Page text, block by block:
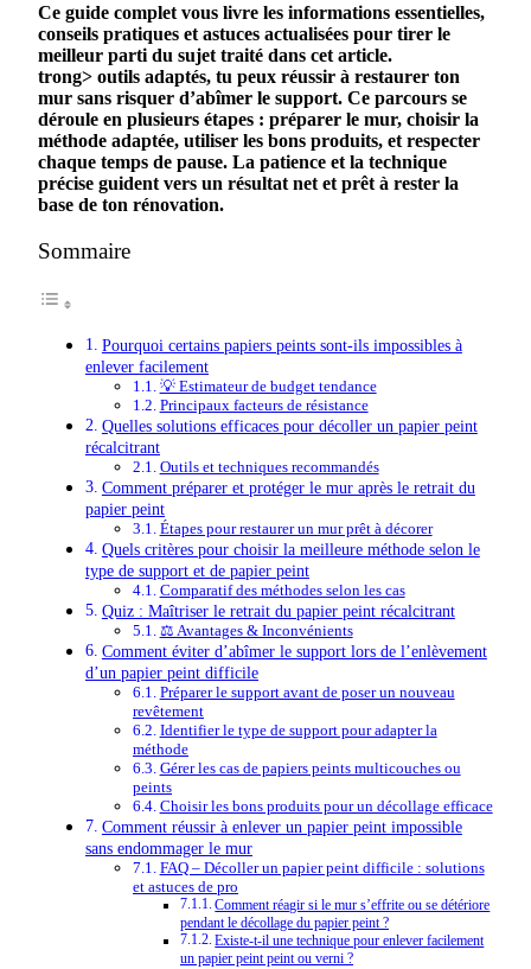
Ce guide complet vous livre les informations essentielles,
conseils pratiques et astuces actualisées pour tirer le
meilleur parti du sujet traité dans cet article.
trong> outils adaptés, tu peux réussir à restaurer ton
mur sans risquer d’abîmer le support. Ce parcours se
déroule en plusieurs étapes : préparer le mur, choisir la
méthode adaptée, utiliser les bons produits, et respecter
chaque temps de pause. La patience et la technique
précise guident vers un résultat net et prêt à rester la
base de ton rénovation.
Sommaire
Pourquoi certains papiers peints sont-ils impossibles à
enlever facilement
💡 Estimateur de budget tendance
Principaux facteurs de résistance
Quelles solutions efficaces pour décoller un papier peint
récalcitrant
Outils et techniques recommandés
Comment préparer et protéger le mur après le retrait du
papier peint
Étapes pour restaurer un mur prêt à décorer
Quels critères pour choisir la meilleure méthode selon le
type de support et de papier peint
Comparatif des méthodes selon les cas
Quiz : Maîtriser le retrait du papier peint récalcitrant
⚖️ Avantages & Inconvénients
Comment éviter d’abîmer le support lors de l’enlèvement
d’un papier peint difficile
Préparer le support avant de poser un nouveau
revêtement
Identifier le type de support pour adapter la
méthode
Gérer les cas de papiers peints multicouches ou
peints
Choisir les bons produits pour un décollage efficace
Comment réussir à enlever un papier peint impossible
sans endommager le mur
FAQ – Décoller un papier peint difficile : solutions
et astuces de pro
Comment réagir si le mur s’effrite ou se détériore
pendant le décollage du papier peint ?
Existe-t-il une technique pour enlever facilement
un papier peint peint ou verni ?